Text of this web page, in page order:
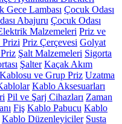
Gece Lambası Çocuk Odası
Abajuru Çocuk Odası
Malzemeleri Priz ve
Prizi Priz Çerçevesi Golyat
Şalt Malzemeleri Sigorta
Şalter Kaçak Akım
ve Grup Priz Uzatma
Kablo Aksesuarları
Pil ve Şarj Cihazları Zaman
Fiş Kablo Pabucu Kablo
Kablo Düzenleyiciler Susta